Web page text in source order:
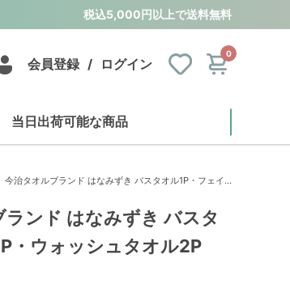
税込5,000円以上で送料無料
会員登録 / ログイン
0
当日出荷可能な商品
オルブランド はなみずき バスタオル1P・フェイスタオル1P・ウォッシュタオル2P
ランド はなみずき バスタ
・ウォッシュタオル2P